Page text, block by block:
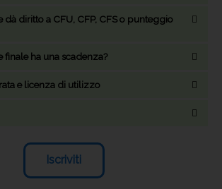
dà diritto a CFU, CFP, CFS o punteggio
finale ha una scadenza?
e licenza di utilizzo
Iscriviti